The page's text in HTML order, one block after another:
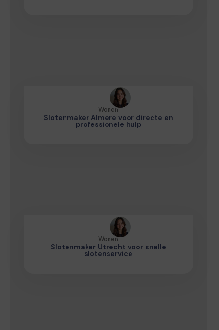
Wonen
Slotenmaker Almere voor directe en
professionele hulp
Wonen
Slotenmaker Utrecht voor snelle
slotenservice